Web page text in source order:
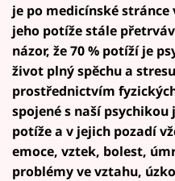
je po medicínské
jeho potíže stále
názor, že 70 % potíží je
život plný spěchu a
prostřednictvím
spojené s naší
potíže a v jejich pozadí
emoce, vztek, bolest,
problémy ve vztahu,